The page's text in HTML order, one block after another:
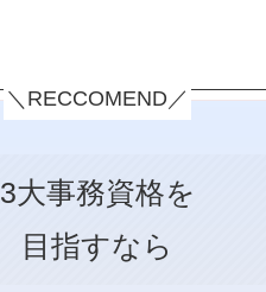
＼RECCOMEND／
3大事務資格を
目指すなら